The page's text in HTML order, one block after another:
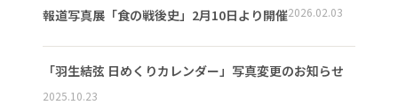
報道写真展「食の戦後史」2月10日より開催2026.02.03
「羽生結弦 日めくりカレンダー」写真変更のお知らせ
2025.10.23